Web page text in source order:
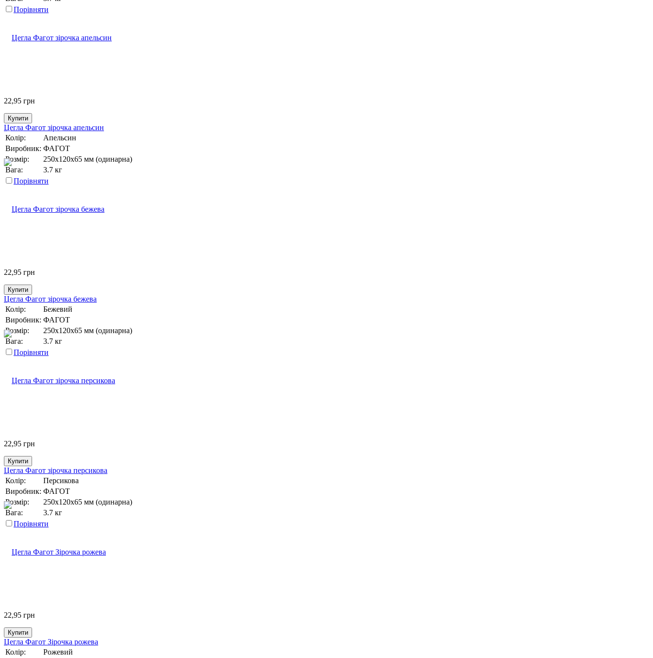
Порівняти
22,95 грн
Купити
Цегла Фагот зірочка апельсин
Колір:
Апельсин
Виробник: ФАГОТ
Розмір:
250х120х65 мм (одинарна)
Вага:
3.7 кг
Порівняти
22,95 грн
Купити
Цегла Фагот зірочка бежева
Колір:
Бежевий
Виробник: ФАГОТ
Розмір:
250х120х65 мм (одинарна)
Вага:
3.7 кг
Порівняти
22,95 грн
Купити
Цегла Фагот зірочка персикова
Колір:
Персикова
Виробник: ФАГОТ
Розмір:
250х120х65 мм (одинарна)
Вага:
3.7 кг
Порівняти
22,95 грн
Купити
Цегла Фагот Зірочка рожева
Колір:
Рожевий